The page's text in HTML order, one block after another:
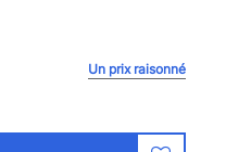
Un prix raisonné